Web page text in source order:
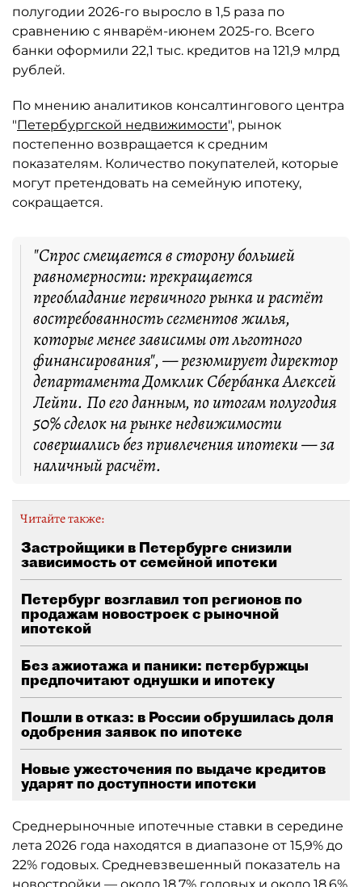
полугодии 2026-го выросло в 1,5 раза по
сравнению с январём-июнем 2025-го. Всего
банки оформили 22,1 тыс. кредитов на 121,9 млрд
рублей.
По мнению аналитиков консалтингового центра
"Петербургской недвижимости", рынок
постепенно возвращается к средним
показателям. Количество покупателей, которые
могут претендовать на семейную ипотеку,
сокращается.
"Спрос смещается в сторону большей
равномерности: прекращается
преобладание первичного рынка и растёт
востребованность сегментов жилья,
которые менее зависимы от льготного
финансирования", — резюмирует директор
департамента Домклик Сбербанка Алексей
Лейпи. По его данным, по итогам полугодия
50% сделок на рынке недвижимости
совершались без привлечения ипотеки — за
наличный расчёт.
Читайте также:
Застройщики в Петербурге снизили
зависимость от семейной ипотеки
Петербург возглавил топ регионов по
продажам новостроек с рыночной
ипотекой
Без ажиотажа и паники: петербуржцы
предпочитают однушки и ипотеку
Пошли в отказ: в России обрушилась доля
одобрения заявок по ипотеке
Новые ужесточения по выдаче кредитов
ударят по доступности ипотеки
Среднерыночные ипотечные ставки в середине
лета 2026 года находятся в диапазоне от 15,9% до
22% годовых. Средневзвешенный показатель на